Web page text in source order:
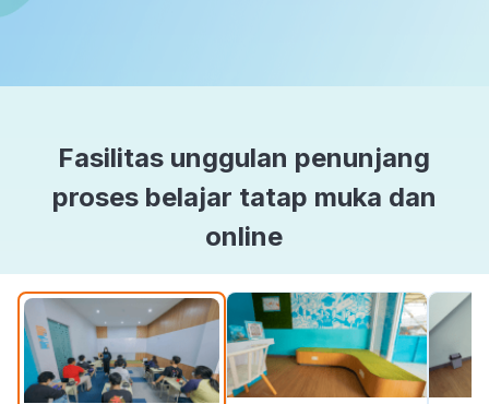
Fasilitas unggulan penunjang
proses belajar tatap muka dan
online